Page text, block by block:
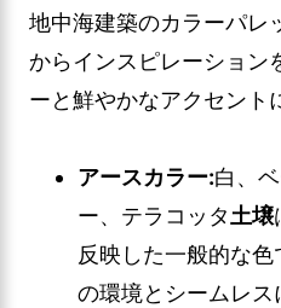
地中海建築のカラーパレ
からインスピレーション
ーと鮮やかなアクセント
アースカラー:白、
ー、テラコッタ土壌
反映した一般的な
の環境とシームレ